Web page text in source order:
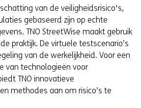
van de veiligheidsrisico's,
gebaseerd zijn op echte
TNO StreetWise maakt gebruik
praktijk. De virtuele testscenario’s
van de werkelijkheid. Voor een
van technologieën voor
TNO innovatieve
methodes aan om risico’s te